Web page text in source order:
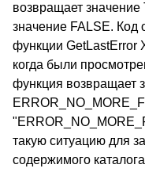
возвращает
значение FALSE. Код
функции GetLastError
когда были
функция возвращает
такую ситуацию для
содержимого